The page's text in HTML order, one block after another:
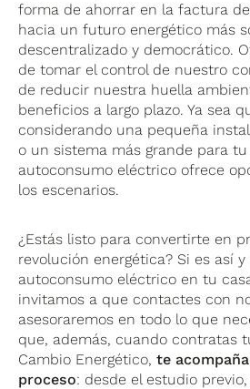
forma de ahorrar en la factura
hacia un futuro energético más
descentralizado y democrático.
de tomar el control de nuestro
de reducir nuestra huella
beneficios a largo plazo. Ya sea
considerando una pequeña
o un sistema más grande para tu
autoconsumo eléctrico ofrece
los escenarios.
¿Estás listo para convertirte en
revolución energética? Si es así
autoconsumo eléctrico en tu
invitamos a que contactes con
asesoraremos en todo lo que
que, además, cuando contratas
Cambio Energético,te
proceso: desde el estudio